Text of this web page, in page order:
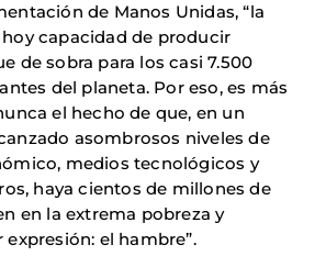
de Manos Unidas, “la
capacidad de producir
de sobra para los casi 7.500
del planeta. Por eso, es más
el hecho de que, en un
asombrosos niveles de
medios tecnológicos y
haya cientos de millones de
en la extrema pobreza y
el hambre”.